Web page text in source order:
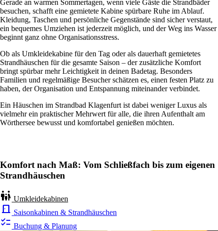
Gerade an warmen Sommertagen, wenn viele Gäste die Strandbäder
besuchen, schafft eine gemietete Kabine spürbare Ruhe im Ablauf.
Kleidung, Taschen und persönliche Gegenstände sind sicher verstaut,
ein bequemes Umziehen ist jederzeit möglich, und der Weg ins Wasser
beginnt ganz ohne Organisationsstress.
Ob als Umkleidekabine für den Tag oder als dauerhaft gemietetes
Strandhäuschen für die gesamte Saison – der zusätzliche Komfort
bringt spürbar mehr Leichtigkeit in deinen Badetag. Besonders
Familien und regelmäßige Besucher schätzen es, einen festen Platz zu
haben, der Organisation und Entspannung miteinander verbindet.
Ein Häuschen im Strandbad Klagenfurt ist dabei weniger Luxus als
vielmehr ein praktischer Mehrwert für alle, die ihren Aufenthalt am
Wörthersee bewusst und komfortabel genießen möchten.
Komfort nach Maß: Vom Schließfach bis zum eigenen
Strandhäuschen
family_restroom Umkleidekabinen
door_back Saisonkabinen & Strandhäuschen
checklist Buchung & Planung